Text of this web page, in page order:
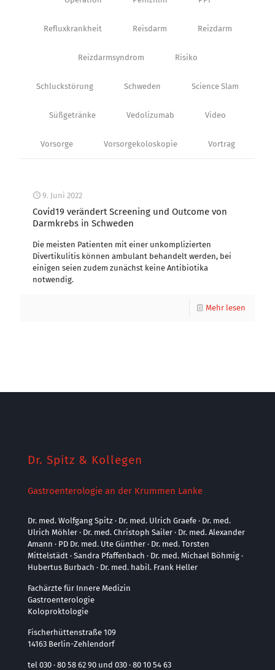
Refluxkrankheit Reisdarm Reizdarm
Reizdarmsyndrom Risiko
Schluckstörung Schweden Science Slam
Süßgetränke Vedolizumab Video
Vorsorge Vorsorgekoloskopie Vortrag
9. Juni 2022
Covid19 verändert Screening und Outcome von
Darmkrebs in Schweden
Die meisten Patienten mit einer unkomplizierten
Divertikulitis können ambulant behandelt werden, bei
einigen seien zudem zunächst keine Antibiotika
notwendig.
Mehr lesen
Dr. Spitz & Kollegen
Gastroenterologie an der Krummen Lanke
Dr. med. Wolfgang Spitz · Dr. med. Ulrich Graefe · Dr. med.
Ulrich Möhler · Dr. med. Christoph Sailer · Dr. med. Alexander
Amann · PD Dr. med. Ute Günther · Dr. med. Torsten
Mittelstädt · Sandra Pfaffenbach · Dr. med. Michael Böhmig ·
Hubertus Burbach · Dr. med. habil. Frank Heller
Fachärzte für Innere Medizin
Gastroenterologie
Koloproktologie
Fischerhüttenstraße 109
14163 Berlin-Zehlendorf
tel 030 · 80 58 62 90 und 030 · 80 10 54 63